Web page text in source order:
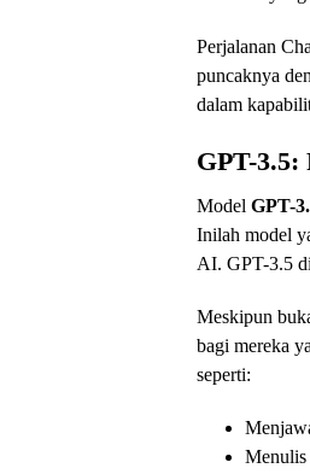
Perjalanan
puncaknya
dalam
GPT-
Model GPT-
Inilah model
AI. GPT-3.5
Meskipun
bagi mereka
seperti:
Menulis